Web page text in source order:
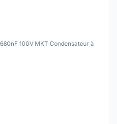
100V MKT Condensateur à